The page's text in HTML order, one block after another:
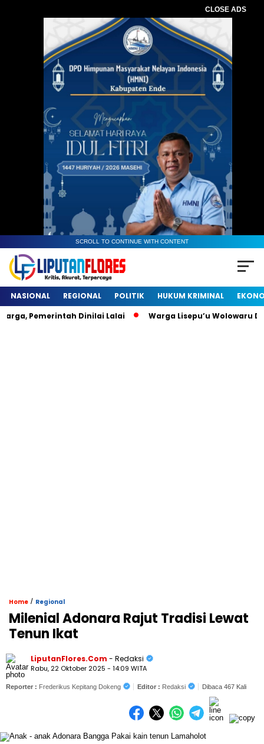
CLOSE ADS
SCROLL TO CONTINUE WITH CONTENT
NASIONAL REGIONAL POLITIK HUKUM KRIMINAL
Pemerintah Dinilai Lalai
Warga Lisepu’u Wolowaru
Home / Regional
Milenial Adonara Rajut Tradisi Lewat
Tenun Ikat
LiputanFlores.Com - Redaksi
Rabu, 22 Oktober 2025 - 14:09 WITA
Reporter : Frederikus Kepitang Dokeng Editor : Redaksi Dibaca 467 Kali
Baca Juga : 200 Peserta Hadiri Seminar
Arrum Haji, Pegadaian Ende
Sosialisasikan Investasi Umrah